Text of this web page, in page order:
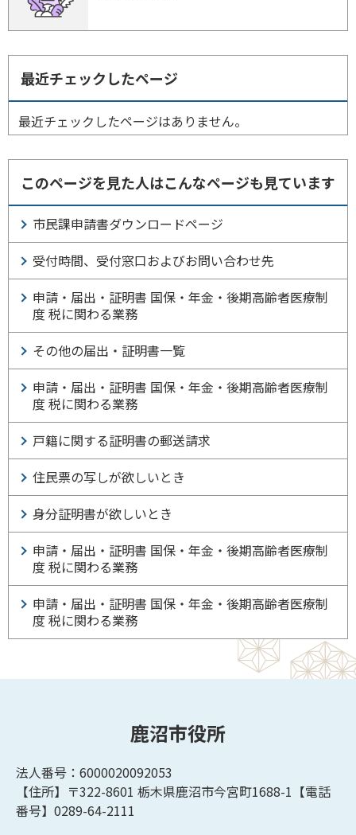
最近チェックしたページ
最近チェックしたページはありません。
このページを見た人はこんなページも見ています
市民課申請書ダウンロードページ
受付時間、受付窓口およびお問い合わせ先
申請・届出・証明書 国保・年金・後期高齢者医療制
度 税に関わる業務
その他の届出・証明書一覧
申請・届出・証明書 国保・年金・後期高齢者医療制
度 税に関わる業務
戸籍に関する証明書の郵送請求
住民票の写しが欲しいとき
身分証明書が欲しいとき
申請・届出・証明書 国保・年金・後期高齢者医療制
度 税に関わる業務
申請・届出・証明書 国保・年金・後期高齢者医療制
度 税に関わる業務
鹿沼市役所
法人番号：6000020092053
【住所】〒322-8601 栃木県鹿沼市今宮町1688-1【電話
番号】0289-64-2111